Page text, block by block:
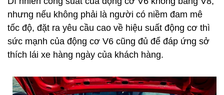
nhưng nếu không phải là người có niềm đam mê
tốc độ, đặt ra yêu cầu cao về hiệu suất động cơ thì
sức mạnh của động cơ V6 cũng đủ để đáp ứng sở
thích lái xe hàng ngày của khách hàng.